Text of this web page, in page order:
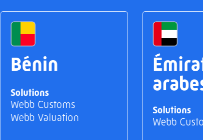
Bénin
Solutions
Webb Customs
Webb Valuation
Solutions
Webb